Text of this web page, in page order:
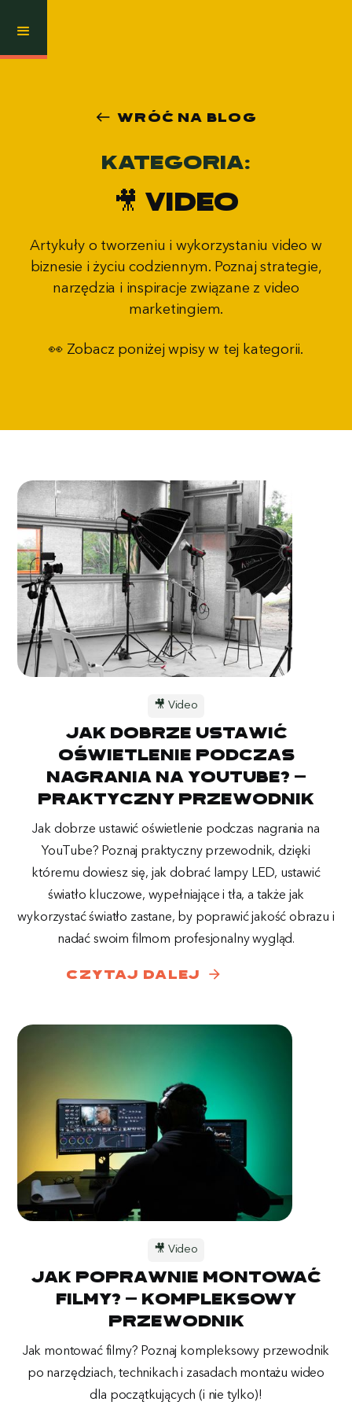
west wróć na blog
Kategoria:
🎥 Video
Artykuły o tworzeniu i wykorzystaniu video w
biznesie i życiu codziennym. Poznaj strategie,
narzędzia i inspiracje związane z video
marketingiem.
👀 Zobacz poniżej wpisy w tej kategorii.
🎥 Video
Jak dobrze ustawić
oświetlenie podczas
nagrania na YouTube? –
praktyczny przewodnik
Jak dobrze ustawić oświetlenie podczas nagrania na
YouTube? Poznaj praktyczny przewodnik, dzięki
któremu dowiesz się, jak dobrać lampy LED, ustawić
światło kluczowe, wypełniające i tła, a także jak
wykorzystać światło zastane, by poprawić jakość obrazu i
nadać swoim filmom profesjonalny wygląd.
czytaj dalej arrow_forward
🎥 Video
Jak poprawnie montować
filmy? – kompleksowy
przewodnik
Jak montować filmy? Poznaj kompleksowy przewodnik
po narzędziach, technikach i zasadach montażu wideo
dla początkujących (i nie tylko)!